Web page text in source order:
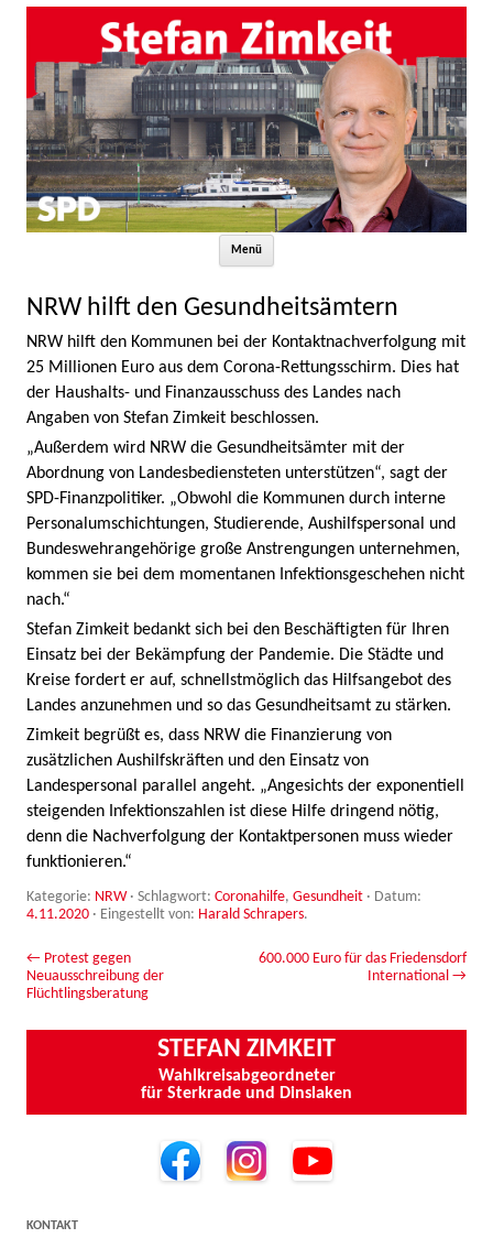
Menü
NRW hilft den Gesundheitsämtern
NRW hilft den Kommunen bei der Kontaktnachverfolgung mit
25 Millionen Euro aus dem Corona-Rettungsschirm. Dies hat
der Haushalts- und Finanzausschuss des Landes nach
Angaben von Stefan Zimkeit beschlossen.
„Außerdem wird NRW die Gesundheitsämter mit der
Abordnung von Landesbediensteten unterstützen“, sagt der
SPD-Finanzpolitiker. „Obwohl die Kommunen durch interne
Personalumschichtungen, Studierende, Aushilfspersonal und
Bundeswehrangehörige große Anstrengungen unternehmen,
kommen sie bei dem momentanen Infektionsgeschehen nicht
nach.“
Stefan Zimkeit bedankt sich bei den Beschäftigten für Ihren
Einsatz bei der Bekämpfung der Pandemie. Die Städte und
Kreise fordert er auf, schnellstmöglich das Hilfsangebot des
Landes anzunehmen und so das Gesundheitsamt zu stärken.
Zimkeit begrüßt es, dass NRW die Finanzierung von
zusätzlichen Aushilfskräften und den Einsatz von
Landespersonal parallel angeht. „Angesichts der exponentiell
steigenden Infektionszahlen ist diese Hilfe dringend nötig,
denn die Nachverfolgung der Kontaktpersonen muss wieder
funktionieren.“
Kategorie: NRW· Schlagwort: Coronahilfe, Gesundheit · Datum:
4.11.2020 · Eingestellt von: Harald Schrapers.
Beitrags-Navigation
← Protest gegen
Neuausschreibung der
Flüchtlingsberatung
600.000 Euro für das Friedensdorf
International →
STEFAN ZIMKEIT
Wahlkreisabgeordneter
für Sterkrade und Dinslaken
KONTAKT